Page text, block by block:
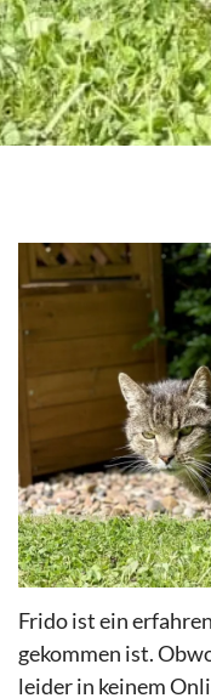
Frido ist ein
gekommen ist.
leider in keinem